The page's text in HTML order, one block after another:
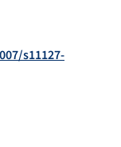
s11127-